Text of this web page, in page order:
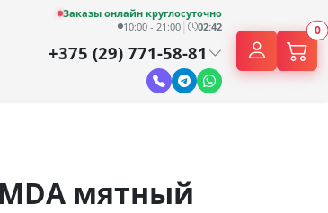
Заказы онлайн круглосуточно
10:00 - 21:00 | 02:42
+375 (29) 771-58-81
0
мятный